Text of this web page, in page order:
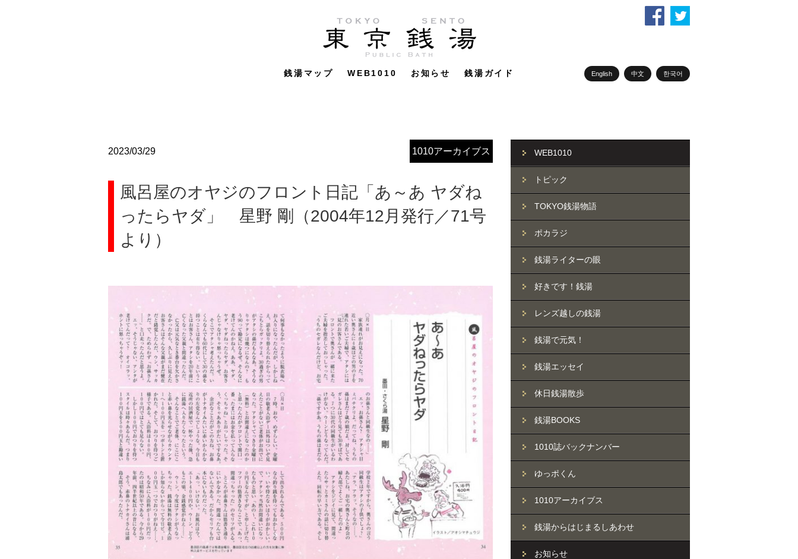
銭湯マップ WEB1010 お知らせ 銭湯ガイド English 中文 한국어
2023/03/29 1010アーカイブス
風呂屋のオヤジのフロント日記「あ～あ ヤダね
ったらヤダ」 星野 剛（2004年12月発行／71号
より）
WEB1010
トピック
TOKYO銭湯物語
ポカラジ
銭湯ライターの眼
好きです！銭湯
レンズ越しの銭湯
銭湯で元気！
銭湯エッセイ
休日銭湯散歩
銭湯BOOKS
1010誌バックナンバー
ゆっポくん
1010アーカイブス
銭湯からはじまるしあわせ
お知らせ